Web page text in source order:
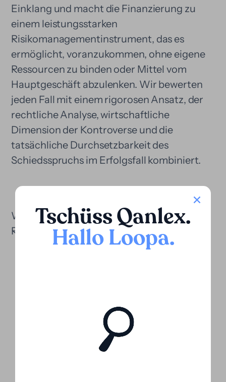
Tschüss Qanlex.
Hallo Loopa.
Einklang und macht die Finanzierung zu
einem leistungsstarken
Risikomanagementinstrument, das es
ermöglicht, voranzukommen, ohne eigene
Ressourcen zu binden oder Mittel vom
Hauptgeschäft abzulenken. Wir bewerten
jeden Fall mit einem rigorosen Ansatz, der
rechtliche Analyse, wirtschaftliche
Dimension der Kontroverse und die
tatsächliche Durchsetzbarkeit des
Schiedsspruchs im Erfolgsfall kombiniert.
Wir finanzieren Schiedsverfahren im
Rahmen von: